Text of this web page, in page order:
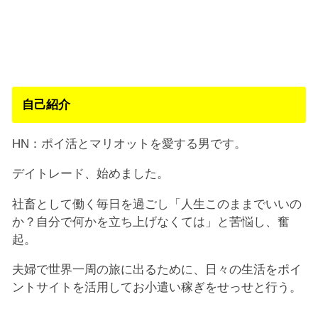
自己紹介
HN：ポイ活とマリオットを愛する男です。
デイトレード、始めました。
社畜として働く毎日を過ごし「人生このままでいいの
か？自分で何かを立ち上げなくては」と苦悩し、奮
起。
夫婦で世界一周の旅に出るために、日々の生活をポイ
ントサイトを活用してお小遣い稼ぎをせっせと行う。